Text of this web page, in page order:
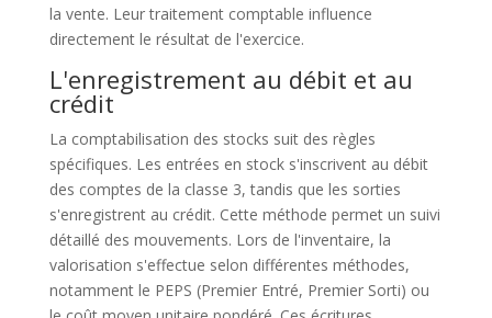
la vente. Leur traitement comptable influence
directement le résultat de l'exercice.
L'enregistrement au débit et au
crédit
La comptabilisation des stocks suit des règles
spécifiques. Les entrées en stock s'inscrivent au débit
des comptes de la classe 3, tandis que les sorties
s'enregistrent au crédit. Cette méthode permet un suivi
détaillé des mouvements. Lors de l'inventaire, la
valorisation s'effectue selon différentes méthodes,
notamment le PEPS (Premier Entré, Premier Sorti) ou